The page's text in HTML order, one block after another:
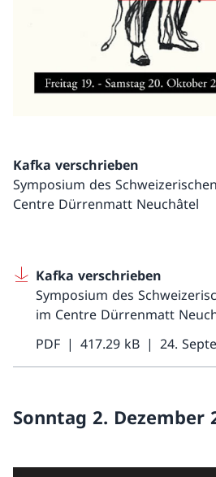
Kafka verschrieben
Symposium des
Centre Dürrenmatt Neuchâtel
Kafka verschrieben
Symposium des
im Centre Dürrenmatt
PDF
417.29 kB 24.
Sonntag 2. Dezember